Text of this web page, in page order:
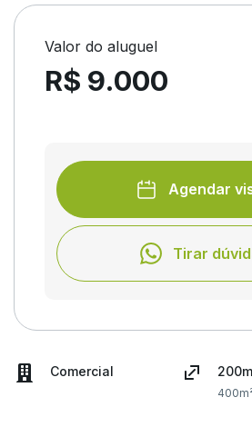
Valor do aluguel
R$ 9.000
Agendar
Tirar
Comercial